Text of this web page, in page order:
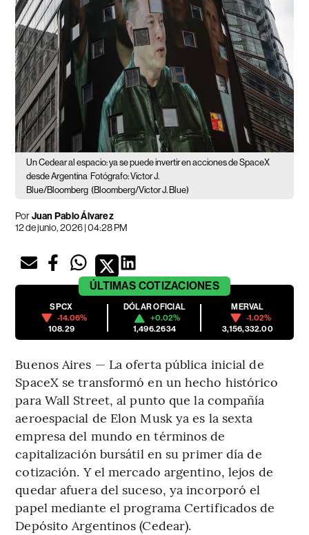
Un Cedear al espacio: ya se puede invertir en acciones de SpaceX
desde Argentina Fotógrafo: Victor J.
Blue/Bloomberg (Bloomberg/Victor J. Blue)
PorJuan Pablo Álvarez
12 de junio, 2026 | 04:28 PM
ÚLTIMAS COTIZACIONES
SPCX
-14.06%
108.29
DÓLAR OFICIAL
+0.02%
1,496.2634
MERVAL
-1.02%
3,156,332.00
Buenos Aires — La oferta pública inicial de
SpaceX se transformó en un hecho histórico
para Wall Street, al punto que la compañía
aeroespacial de Elon Musk ya es la sexta
empresa del mundo en términos de
capitalización bursátil en su primer día de
cotización. Y el mercado argentino, lejos de
quedar afuera del suceso, ya incorporó el
papel mediante el programa Certificados de
Depósito Argentinos (Cedear).